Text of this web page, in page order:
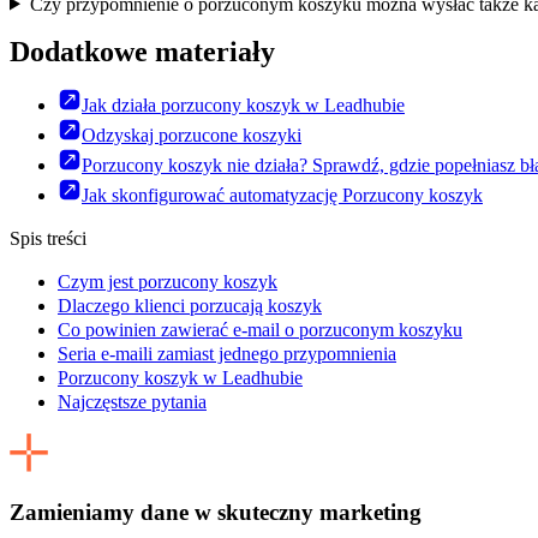
Dodatkowe materiały
Jak działa porzucony koszyk w Leadhubie
Odzyskaj porzucone koszyki
Porzucony koszyk nie działa? Sprawdź, gdzie popełniasz
Jak skonfigurować automatyzację Porzucony koszyk
Spis treści
Czym jest porzucony koszyk
Dlaczego klienci porzucają koszyk
Co powinien zawierać e-mail o porzuconym koszyku
Seria e-maili zamiast jednego przypomnienia
Porzucony koszyk w Leadhubie
Najczęstsze pytania
Zamieniamy dane w skuteczny marketing